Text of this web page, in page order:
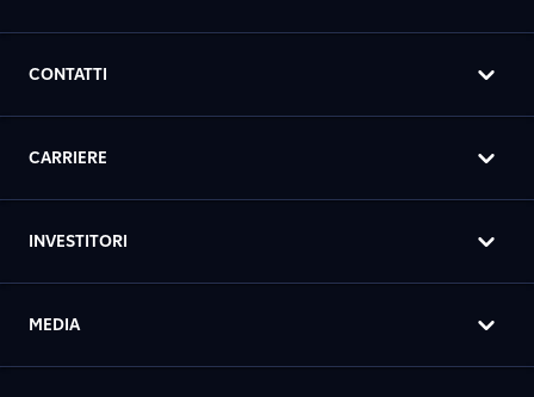
CONTATTI
CARRIERE
INVESTITORI
MEDIA